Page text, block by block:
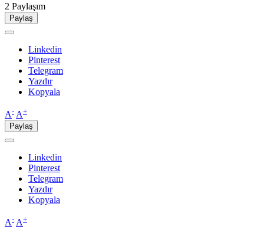
2 Paylaşım
Paylaş
Linkedin
Pinterest
Telegram
Yazdır
Kopyala
A- A+
Paylaş
Linkedin
Pinterest
Telegram
Yazdır
Kopyala
A- A+